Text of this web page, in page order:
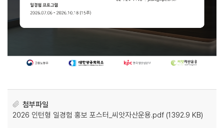
첨부파일
2026 인턴형 일경험 홍보 포스터_씨앗자산운용.pdf (1392.9 KB)